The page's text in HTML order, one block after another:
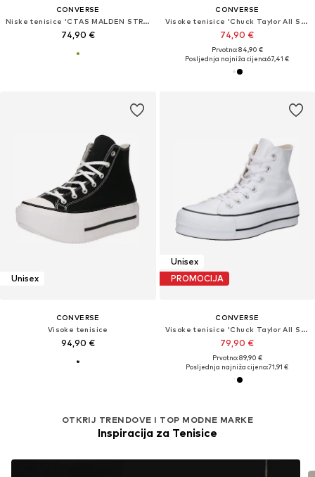
CONVERSE
Niske tenisice 'CTAS MALDEN STREET'
74,90 €
CONVERSE
Visoke tenisice 'Chuck Taylor All Star'
74,90 €
Prvotno: 84,90 €
Posljednja najniža cijena:67,41 €
Unisex
CONVERSE
Visoke tenisice
94,90 €
Unisex
PROMOCIJA
CONVERSE
Visoke tenisice 'Chuck TayIor All Star Lift Platform'
79,90 €
Prvotno: 89,90 €
Posljednja najniža cijena:71,91 €
OTKRIJ TRENDOVE I TOP MODNE MARKE
Inspiracija za Tenisice